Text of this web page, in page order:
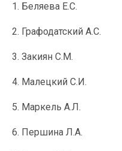
1. Беляева Е.С.
2. Графодатский А.С.
3. Закиян С.М.
4. Малецкий С.И.
5. Маркель А.Л.
6. Першина Л.А.